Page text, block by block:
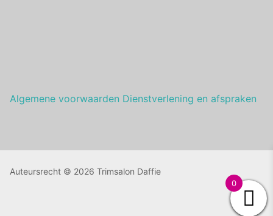
Algemene voorwaarden Dienstverlening en afspraken
Auteursrecht © 2026 Trimsalon Daffie
0